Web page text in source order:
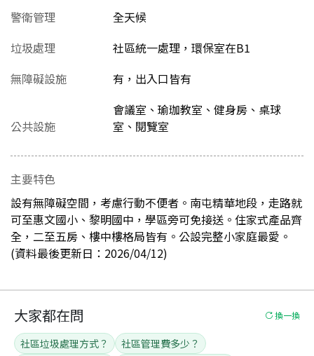
警衛管理
全天候
垃圾處理
社區統一處理，環保室在B1
無障礙設施
有，出入口皆有
公共設施
會議室、瑜珈教室、健身房、桌球
室、閱覽室
主要特色
設有無障礙空間，考慮行動不便者。南屯精華地段，走路就
可至惠文國小、黎明國中，學區旁可免接送。住家式產品齊
全，二至五房、樓中樓格局皆有。公設完整小家庭最愛。
(資料最後更新日：2026/04/12)
大家都在問 換一換
社區垃圾處理方式？
社區管理費多少？